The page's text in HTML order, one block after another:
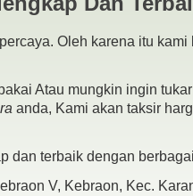
Oleh karena itu kami
Atau mungkin ingin
anda, Kami akan taksir
dan terbaik dengan
V, Kebraon, Kec.